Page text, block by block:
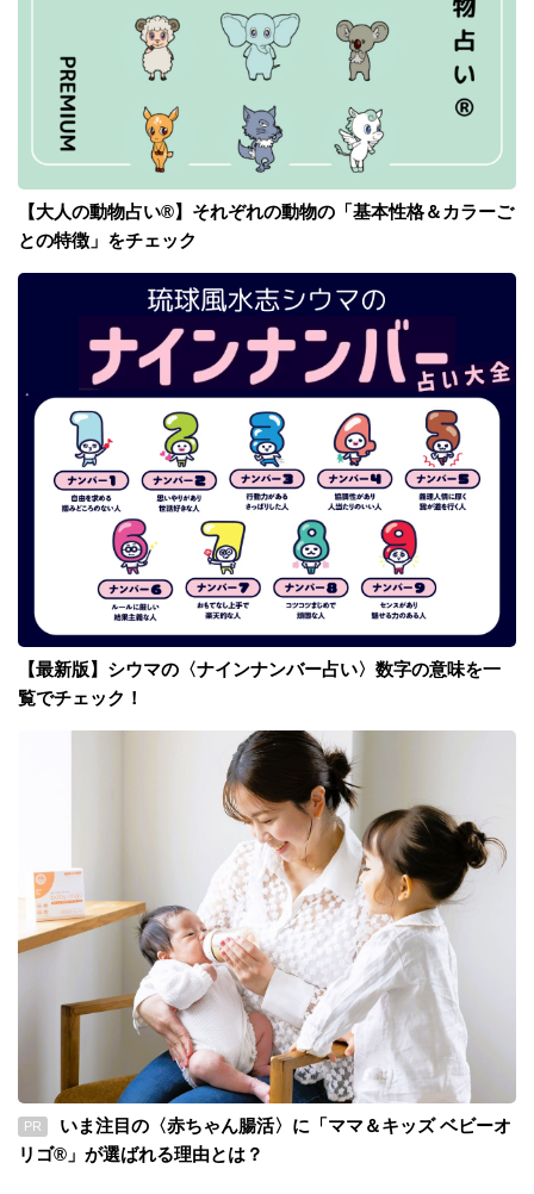
【大人の動物占い®】それぞれの動物の「基本性格＆カラーご
との特徴」をチェック
【最新版】シウマの〈ナインナンバー占い〉数字の意味を一
覧でチェック！
PR
いま注目の〈赤ちゃん腸活〉に「ママ＆キッズ ベビーオ
リゴ®」が選ばれる理由とは？